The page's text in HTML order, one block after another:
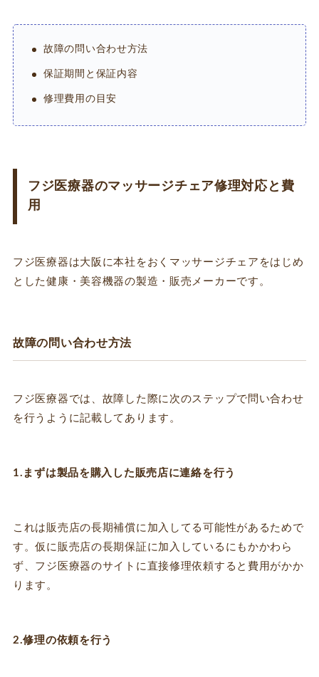
故障の問い合わせ方法
保証期間と保証内容
修理費用の目安
フジ医療器のマッサージチェア修理対応と費
用
フジ医療器は大阪に本社をおくマッサージチェアをはじめ
とした健康・美容機器の製造・販売メーカーです。
故障の問い合わせ方法
フジ医療器では、故障した際に次のステップで問い合わせ
を行うように記載してあります。
1.まずは製品を購入した販売店に連絡を行う
これは販売店の長期補償に加入してる可能性があるためで
す。仮に販売店の長期保証に加入しているにもかかわら
ず、フジ医療器のサイトに直接修理依頼すると費用がかか
ります。
2.修理の依頼を行う